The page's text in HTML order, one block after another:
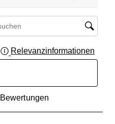
Suchregion
Relevanzinformationen
Bewertungen